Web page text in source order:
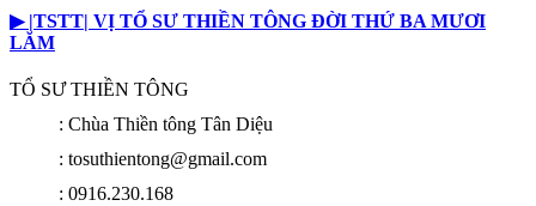
▶︎ |TSTT| VỊ TỔ SƯ THIỀN TÔNG ĐỜI THỨ BA MƯƠI
LĂM
TỔ SƯ THIỀN TÔNG
: Chùa Thiền tông Tân Diệu
: tosuthientong@gmail.com
: 0916.230.168